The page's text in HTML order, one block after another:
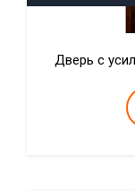
Дверь с